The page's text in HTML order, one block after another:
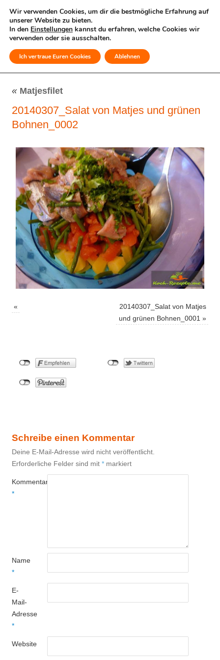
MENÜ
« Matjesfilet
20140307_Salat von Matjes und grünen
Bohnen_0002
«
20140307_Salat von Matjes
und grünen Bohnen_0001 »
Schreibe einen Kommentar
Deine E-Mail-Adresse wird nicht veröffentlicht.
Erforderliche Felder sind mit * markiert
Kommentar
*
Name
*
E-
Mail-
Adresse
*
Website
Wir verwenden Cookies, um dir die bestmögliche Erfahrung auf
unserer Website zu bieten.
In den Einstellungen kannst du erfahren, welche Cookies wir
verwenden oder sie ausschalten.
Ich vertraue Euren Cookies Ablehnen